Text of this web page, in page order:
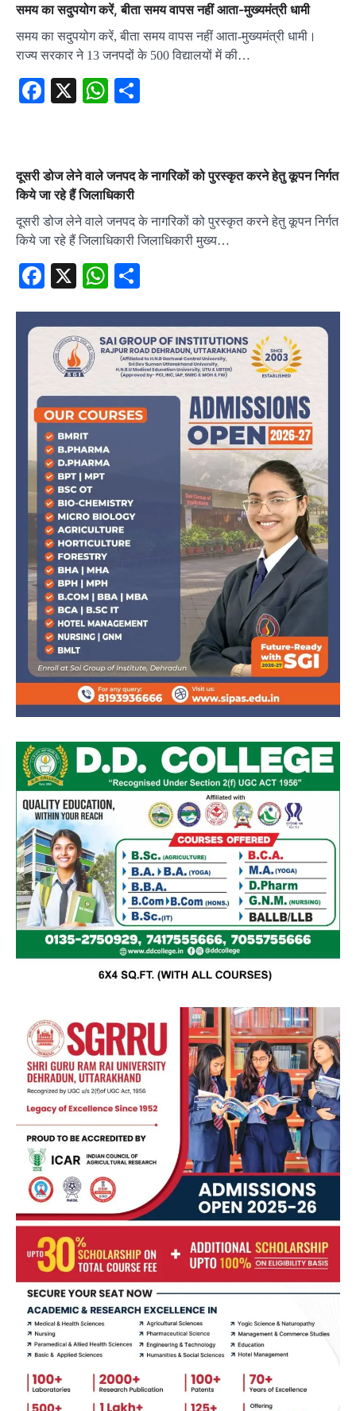
समय का सदुपयोग करें, बीता समय वापस नहीं आता-मुख्यमंत्री धामी
समय का सदुपयोग करें, बीता समय वापस नहीं आता-मुख्यमंत्री धामी।
राज्य सरकार ने 13 जनपदों के 500 विद्यालयों में की…
Facebook
X WhatsApp
दूसरी डोज लेने वाले जनपद के नागरिकों को पुरस्कृत करने हेतु कूपन निर्गत
किये जा रहे हैं जिलाधिकारी
दूसरी डोज लेने वाले जनपद के नागरिकों को पुरस्कृत करने हेतु कूपन निर्गत
किये जा रहे हैं जिलाधिकारी जिलाधिकारी मुख्य…
Facebook
X WhatsApp